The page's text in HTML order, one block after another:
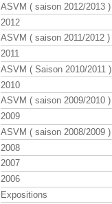
ASVM ( saison 2012/2013 )
2012
ASVM ( saison 2011/2012 )
2011
ASVM ( Saison 2010/2011 )
2010
ASVM ( saison 2009/2010 )
2009
ASVM ( saison 2008/2009 )
2008
2007
2006
Expositions